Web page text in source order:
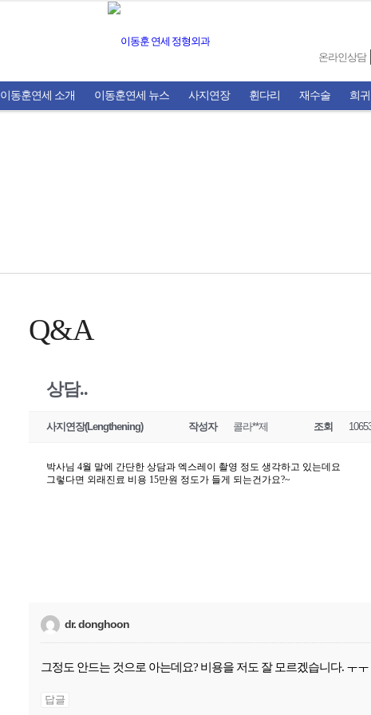
온라인상담
이동훈연세 소개 이동훈연세 뉴스 사지연장 휜다리 재수술 희
Q&A
상담..
사지연장(Lengthening) 작성자 콜라**제 조회
박사님 4월 말에 간단한 상담과 엑스레이 촬영 정도 생각하고 있는데요
그렇다면 외래진료 비용 15만원 정도가 들게 되는건가요?~
dr. donghoon
그정도 안드는 것으로 아는데요? 비용을 저도 잘 모르겠습니다. ㅜㅜ
답글